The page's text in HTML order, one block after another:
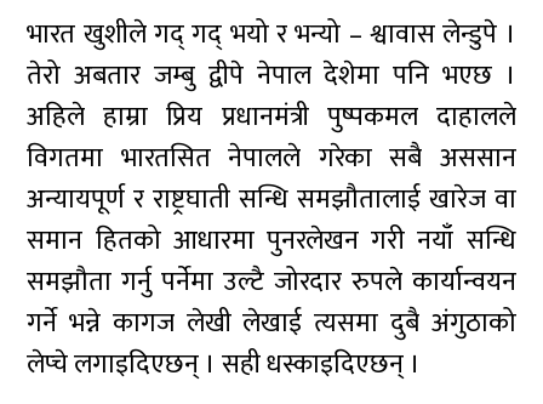
भारत खुशीले गद् गद् भयो र भन्यो – श्वावास लेन्डुपे ।
तेरो अबतार जम्बु द्वीपे नेपाल देशेमा पनि भएछ ।
अहिले हाम्रा प्रिय प्रधानमंत्री पुष्पकमल दाहालले
विगतमा भारतसित नेपालले गरेका सबै अससान
अन्यायपूर्ण र राष्ट्रघाती सन्धि समझौतालाई खारेज वा
समान हितको आधारमा पुनरलेखन गरी नयाँ सन्धि
समझौता गर्नु पर्नेमा उल्टै जोरदार रुपले कार्यान्वयन
गर्ने भन्ने कागज लेखी लेखाई त्यसमा दुबै अंगुठाको
लेप्चे लगाइदिएछन् । सही धस्काइदिएछन् ।